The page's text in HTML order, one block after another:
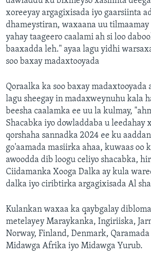
xoreeyay argagixisada iyo gaarsiinta
dhameystiran, waxaana uu tilmaamay
yahay taageero caalami ah si loo
baaxadda leh." ayaa lagu yidhi
soo baxay madaxtooyada
Qoraalka ka soo baxay madaxtooyada
lagu sheegay in madaxweynuhu kala
beesha caalamka ee uu la kulmay,
Shacabka iyo dowladdaba u leedahay
qorshaha sannadka 2024 ee ku
go'aamada masiirka ahaa, kuwaas oo
awoodda dib loogu celiyo shacabka,
Ciidamanka Xooga Dalka ay kula
dalka iyo ciribtirka argagixisada Al
Kulankan waxaa ka qaybgalay
metelayey Maraykanka, Ingiriiska,
Norway, Finland, Denmark,
Midawga Afrika iyo Midawga Yurub.